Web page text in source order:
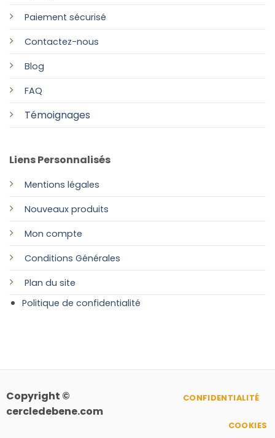
Paiement sécurisé
Contactez-nous
Blog
FAQ
Témoignages
Liens Personnalisés
Mentions légales
Nouveaux produits
Mon compte
Conditions Générales
Plan du site
Politique de confidentialité
Copyright ©
cercledebene.com
CONFIDENTIALITÉ
COOKIES